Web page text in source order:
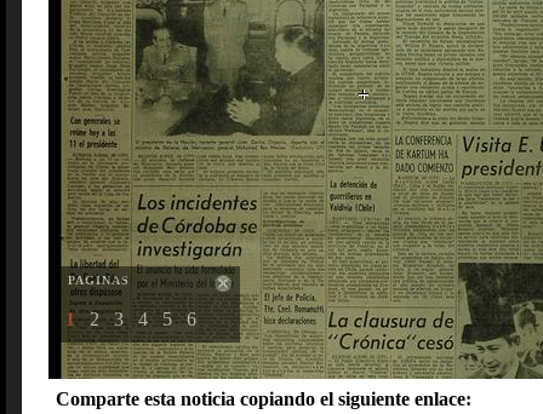
PAGINAS
1 2 3 4 5 6
Comparte esta noticia copiando el siguiente enlace: